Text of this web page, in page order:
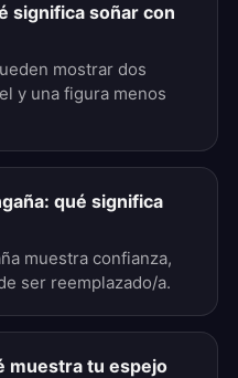
significa soñar con
mostrar dos
y una figura menos
qué significa
muestra confianza,
ser reemplazado/a.
muestra tu espejo